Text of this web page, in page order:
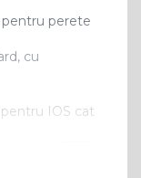
perete
cu
IOS cat